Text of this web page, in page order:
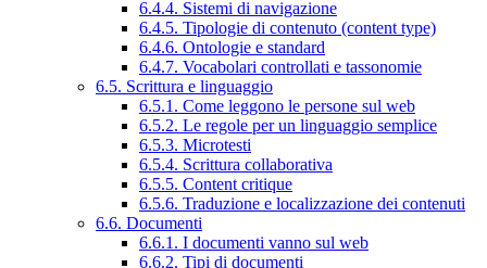
6.4.4. Sistemi di navigazione
6.4.5. Tipologie di contenuto (content type)
6.4.6. Ontologie e standard
6.4.7. Vocabolari controllati e tassonomie
6.5. Scrittura e linguaggio
6.5.1. Come leggono le persone sul web
6.5.2. Le regole per un linguaggio semplice
6.5.3. Microtesti
6.5.4. Scrittura collaborativa
6.5.5. Content critique
6.5.6. Traduzione e localizzazione dei contenuti
6.6. Documenti
6.6.1. I documenti vanno sul web
6.6.2. Tipi di documenti